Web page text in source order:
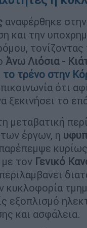
αναφέρθηκε στην
και την
Άνω Λιόσια -
το τρένο στην
ότι
ξεκινήσει το
μεταβατική
έργων, η
τον Γενικό
κυκλοφορία
εξοπλισμό
και ασφάλεια.